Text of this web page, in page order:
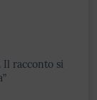
Il racconto si